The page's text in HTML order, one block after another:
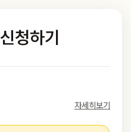
신청하기
자세히보기